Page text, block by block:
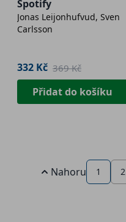
Spotify
Jonas Leijonhufvud, Sven
Carlsson
332 Kč 369 Kč
Přidat do košíku
Nahoru 1 2